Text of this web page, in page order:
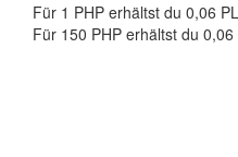
Für 1 PHP erhältst du 0,06
Für 150 PHP erhältst du